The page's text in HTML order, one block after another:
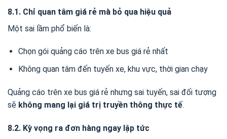
8.1. Chỉ quan tâm giá rẻ mà bỏ qua hiệu quả
Một sai lầm phổ biến là:
Chọn gói quảng cáo trên xe bus giá rẻ nhất
Không quan tâm đến tuyến xe, khu vực, thời gian chạy
Quảng cáo trên xe bus giá rẻ nhưng sai tuyến, sai đối tượng
sẽ không mang lại giá trị truyền thông thực tế.
8.2. Kỳ vọng ra đơn hàng ngay lập tức